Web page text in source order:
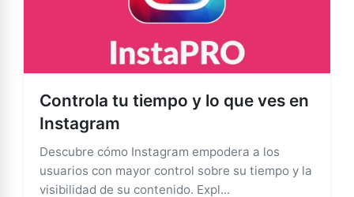
Controla tu tiempo y lo que ves en
Instagram
Descubre cómo Instagram empodera a los
usuarios con mayor control sobre su tiempo y la
visibilidad de su contenido. Expl...